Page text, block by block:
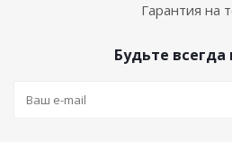
Гарантия на
Будьте всегда